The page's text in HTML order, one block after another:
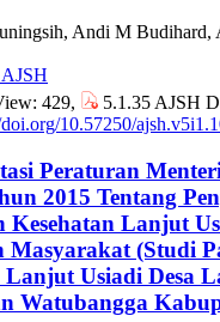
Andi M Budihard,
429,
5.1.35 AJSH
10.57250/
Peraturan
2015 Tentang
Kesehatan Lanjut
Masyarakat (Studi
Lanjut Usiadi Desa
Watubangga